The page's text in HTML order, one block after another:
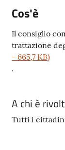
argomenti
Seguici
su
Cos'è
Il consiglio
trattazione
- 665,7 KB)
.
A chi è
Tutti i